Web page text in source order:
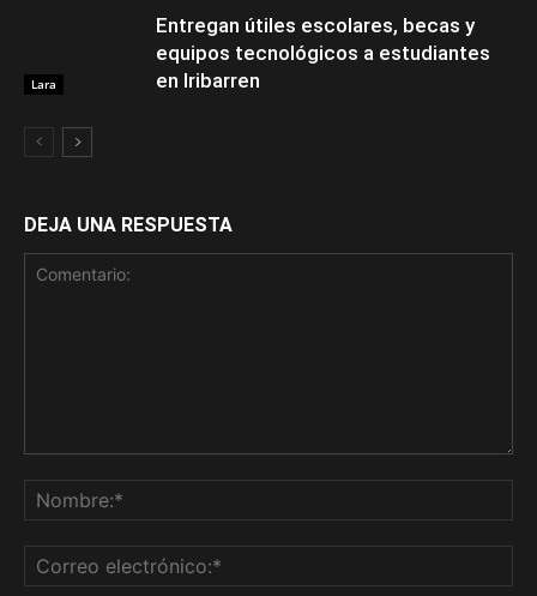
Lara
Entregan útiles escolares, becas y
equipos tecnológicos a estudiantes
en Iribarren
DEJA UNA RESPUESTA